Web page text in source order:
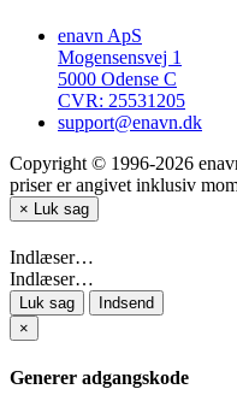
enavn ApS
Mogensensvej 1
5000 Odense C
CVR: 25531205
support@enavn.dk
Copyright © 1996-2026
priser er angivet inklusiv
× Luk sag
Indlæser…
Indlæser…
Luk sag
Indsend
×
Generer adgangskode